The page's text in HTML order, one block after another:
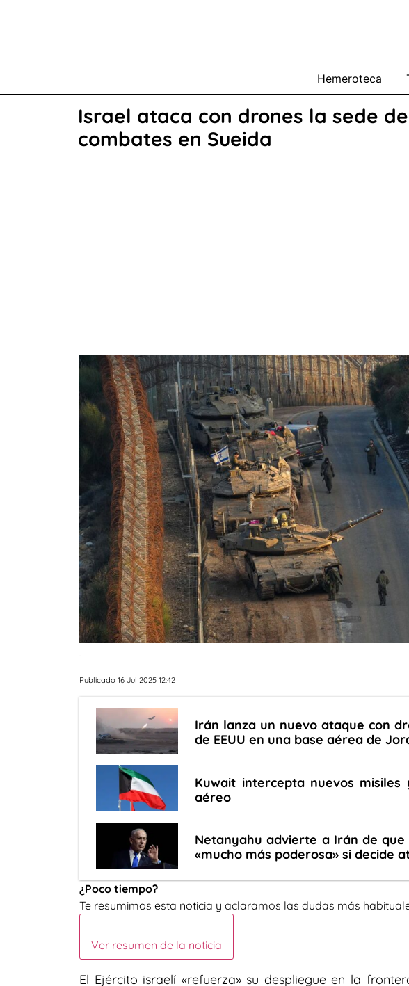
Hemeroteca
Israel ataca con drones la sede
combates en Sueida
.
Publicado 16 Jul 2025 12:42
Irán lanza un nuevo ataque con
de EEUU en una base aérea de
Kuwait intercepta nuevos
aéreo
Netanyahu advierte a Irán de
«mucho más poderosa» si decide
¿Poco tiempo?
Te resumimos esta noticia y aclaramos las dudas más
Ver resumen de la noticia
El Ejército israelí «refuerza» su despliegue en la